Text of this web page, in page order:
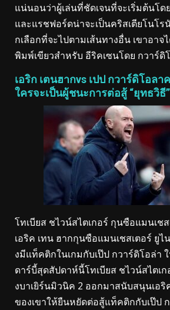
แน่นอนว่าผู้เล่นที่ชัดเจนที่จะเริ่มต้นโ
และแรชฟอร์ดน่าจะเป็นคริสเตียโนโร
กเลือกที่จะไปตามเส้นทางอื่น เขาอาจ
พิมพ์เขียวสำหรับ อีริคเซนโดย กวาร์ดิ
เอริก เตนฮากvs เปป กวาร์ดิโอล
ใครจะเป็นผู้ชนะการต่อสู้ “ยุทธวิธี”
โทเบียส ชไวน์สไตเกอร์ กุนซือแมนเชส
เอริค เทน ฮากกุนซือแมนเชสเตอร์ ยูไ
งมีแท็คติกในเกมกับเป๊ป กวาร์ดิโอล่า
ดาร์บี้สุดสัปดาห์นี้โทเบียส ชไวน์สไตเ
งบาเยิร์นมิวนิค 2 ออกมาสนับสนุนเอริ
ของเขาให้ยืนหยัดต่อสู้แท็คติกกับเป๊ป